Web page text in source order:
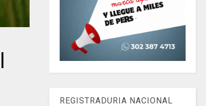
REGISTRADURIA NACIONAL